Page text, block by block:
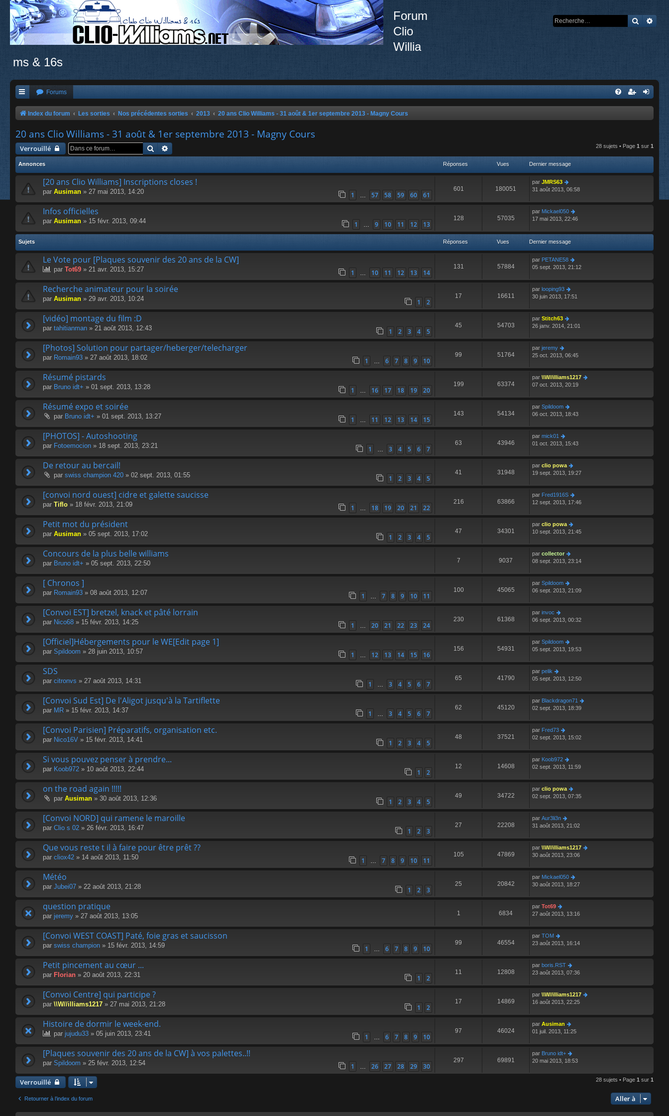
Forum
Clio
Willia
ms & 16s
Forums
Index du forum Les sorties Nos précédentes sorties 2013 20 ans Clio Williams - 31 août & 1er septembre 2013 - Magny Cours
20 ans Clio Williams - 31 août & 1er septembre 2013 - Magny Cours
Verrouillé Rechercher 28 sujets • Page 1 sur 1
Annonces Réponses Vues Dernier message
[20 ans Clio Williams] Inscriptions closes !
par Ausiman » 27 mai 2013, 14:20 1 … 57 58 59 60 61
601 180051
par JMRS63
31 août 2013, 06:58
Infos officielles
par Ausiman » 15 févr. 2013, 09:44 1 … 9 10 11 12 13
128 57035
par Mickael050
17 mai 2013, 22:46
Sujets Réponses Vues Dernier message
Le Vote pour [Plaques souvenir des 20 ans de la CW]
par Tot69 » 21 avr. 2013, 15:27 1 … 10 11 12 13 14
131 57884
par PETANE58
05 sept. 2013, 21:12
Recherche animateur pour la soirée
par Ausiman » 29 avr. 2013, 10:24 1 2
17 16611
par looping93
30 juin 2013, 17:51
[vidéo] montage du film :D
par tahitianman » 21 août 2013, 12:43 1 2 3 4 5
45 54703
par Stitch63
26 janv. 2014, 21:01
[Photos] Solution pour partager/heberger/telecharger
par Romain93 » 27 août 2013, 18:02 1 … 6 7 8 9 10
99 51764
par jeremy
25 oct. 2013, 06:45
Résumé pistards
par Bruno idt+ » 01 sept. 2013, 13:28 1 … 16 17 18 19 20
199 63374
par \\W//illiams1217
07 oct. 2013, 20:19
Résumé expo et soirée
par Bruno idt+ » 01 sept. 2013, 13:27 1 … 11 12 13 14 15
143 54134
par Spildoom
06 oct. 2013, 18:43
[PHOTOS] - Autoshooting
par Fotoemocion » 18 sept. 2013, 23:21 1 … 3 4 5 6 7
63 43946
par mick01
01 oct. 2013, 15:43
De retour au bercail!
par swiss champion 420 » 02 sept. 2013, 01:55 1 2 3 4 5
41 31948
par clio powa
19 sept. 2013, 19:27
[convoi nord ouest] cidre et galette saucisse
par Tiflo » 18 févr. 2013, 21:09 1 … 18 19 20 21 22
216 63866
par Fred1916S
12 sept. 2013, 17:46
Petit mot du président
par Ausiman » 05 sept. 2013, 17:02 1 2 3 4 5
47 34301
par clio powa
10 sept. 2013, 21:45
Concours de la plus belle williams
par Bruno idt+ » 05 sept. 2013, 22:50 7 9037
par collector
08 sept. 2013, 23:14
[ Chronos ]
par Romain93 » 08 août 2013, 12:07 1 … 7 8 9 10 11
100 45065
par Spildoom
06 sept. 2013, 21:09
[Convoi EST] bretzel, knack et pâté lorrain
par Nico68 » 15 févr. 2013, 14:25 1 … 20 21 22 23 24
230 61368
par invoc
06 sept. 2013, 00:32
[Officiel]Hébergements pour le WE[Edit page 1]
par Spildoom » 28 juin 2013, 10:57 1 … 12 13 14 15 16
156 54931
par Spildoom
05 sept. 2013, 19:53
SDS
par citronvs » 27 août 2013, 14:31 1 … 3 4 5 6 7
65 41790
par pelik
05 sept. 2013, 12:50
[Convoi Sud Est] De l'Aligot jusqu'à la Tartiflette
par MR » 15 févr. 2013, 14:37 1 … 3 4 5 6 7
62 45120
par Blackdragon71
02 sept. 2013, 18:39
[Convoi Parisien] Préparatifs, organisation etc.
par Nico16V » 15 févr. 2013, 14:41 1 2 3 4 5
48 37521
par Fred73
02 sept. 2013, 15:02
Si vous pouvez penser à prendre...
par Koob972 » 10 août 2013, 22:44 1 2
12 14608
par Koob972
02 sept. 2013, 11:59
on the road again !!!!!
par Ausiman » 30 août 2013, 12:36 1 2 3 4 5
49 34722
par clio powa
02 sept. 2013, 07:35
[Convoi NORD] qui ramene le maroille
par Clio s 02 » 26 févr. 2013, 16:47 1 2 3
27 22208
par Aur3li3n
31 août 2013, 21:02
Que vous reste t il à faire pour être prêt ??
par cliox42 » 14 août 2013, 11:50 1 … 7 8 9 10 11
105 47869
par \\W//illiams1217
30 août 2013, 23:06
Météo
par Jubei07 » 22 août 2013, 21:28 1 2 3
25 20842
par Mickael050
30 août 2013, 18:27
question pratique
par jeremy » 27 août 2013, 13:05 1 6834
par Tot69
27 août 2013, 13:16
[Convoi WEST COAST] Paté, foie gras et saucisson
par swiss champion » 15 févr. 2013, 14:59 1 … 6 7 8 9 10
99 46554
par TOM
23 août 2013, 16:14
Petit pincement au cœur ...
par Florian » 20 août 2013, 22:31 1 2
11 12808
par boris.RST
23 août 2013, 07:36
[Convoi Centre] qui participe ?
par \\W//illiams1217 » 27 mai 2013, 21:28 1 2
17 14869
par \\W//illiams1217
16 août 2013, 22:25
Histoire de dormir le week-end.
par jujudu33 » 05 juin 2013, 23:41 1 … 6 7 8 9 10
97 46024
par Ausiman
01 juil. 2013, 11:25
[Plaques souvenir des 20 ans de la CW] à vos palettes..!!
par Spildoom » 25 févr. 2013, 12:54 1 … 26 27 28 29 30
297 69891
par Bruno idt+
20 mai 2013, 18:53
Verrouillé 28 sujets • Page 1 sur 1
Retourner à l’index du forum Aller à